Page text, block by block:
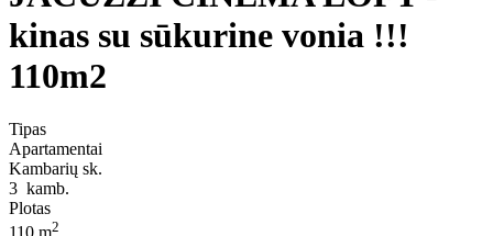
kinas su sūkurine vonia !!!
110m2
Tipas
Apartamentai
Kambarių sk.
3 kamb.
Plotas
2